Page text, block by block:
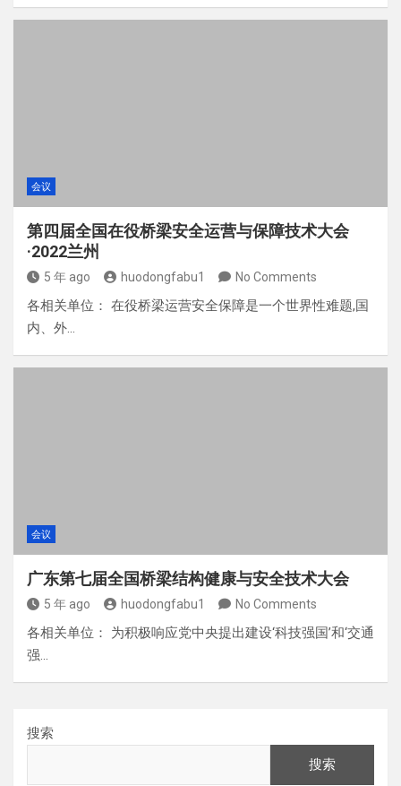
会议
第四届全国在役桥梁安全运营与保障技术大会
·2022兰州
5 年 ago huodongfabu1 No Comments
各相关单位： 在役桥梁运营安全保障是一个世界性难题,国
内、外…
会议
广东第七届全国桥梁结构健康与安全技术大会
5 年 ago huodongfabu1 No Comments
各相关单位： 为积极响应党中央提出建设‘科技强国’和‘交通
强…
搜索
搜索